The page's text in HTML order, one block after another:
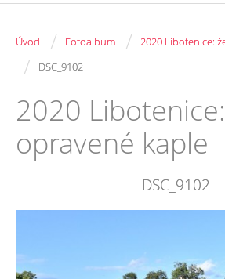
Úvod / Fotoalbum / 2020 Libotenice:
/ DSC_9102
2020
opravené kaple
DSC_9102